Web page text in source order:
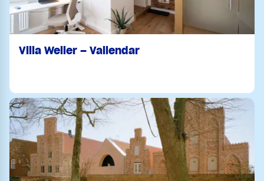
Villa Weller – Vallendar